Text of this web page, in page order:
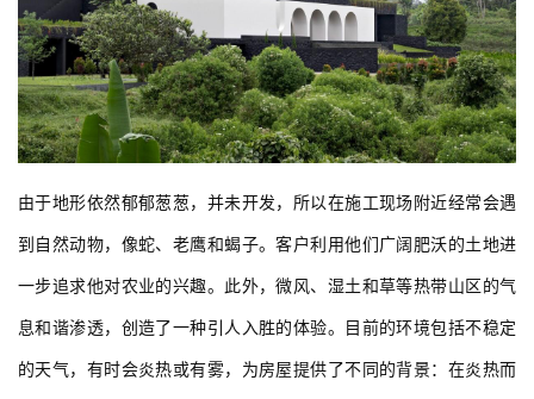
由于地形依然郁郁葱葱，并未开发，所以在施工现场附近经常会遇
到自然动物，像蛇、老鹰和蝎子。客户利用他们广阔肥沃的土地进
一步追求他对农业的兴趣。此外，微风、湿土和草等热带山区的气
息和谐渗透，创造了一种引人入胜的体验。目前的环境包括不稳定
的天气，有时会炎热或有雾，为房屋提供了不同的背景：在炎热而